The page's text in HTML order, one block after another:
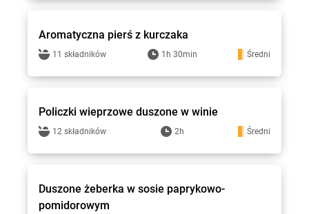
Aromatyczna pierś z kurczaka
11 składników 1h 30min Średni
Stokrotka - przepisy
Policzki wieprzowe duszone w winie
12 składników 2h Średni
Stokrotka - przepisy
Duszone żeberka w sosie paprykowo-
pomidorowym